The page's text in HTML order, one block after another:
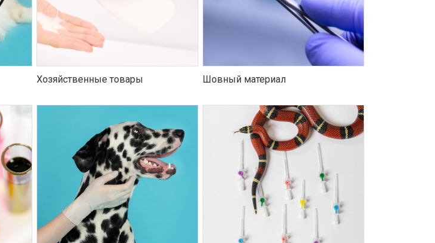
Хозяйственные товары Шовный материал